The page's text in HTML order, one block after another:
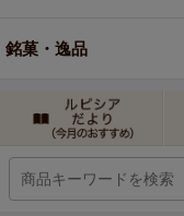
銘菓・逸品